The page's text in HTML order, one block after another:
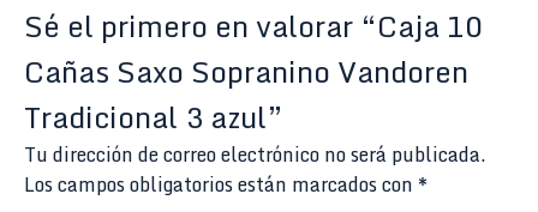
Sé el primero en valorar “Caja 10
Cañas Saxo Sopranino Vandoren
Tradicional 3 azul”
Tu dirección de correo electrónico no será publicada.
Los campos obligatorios están marcados con *